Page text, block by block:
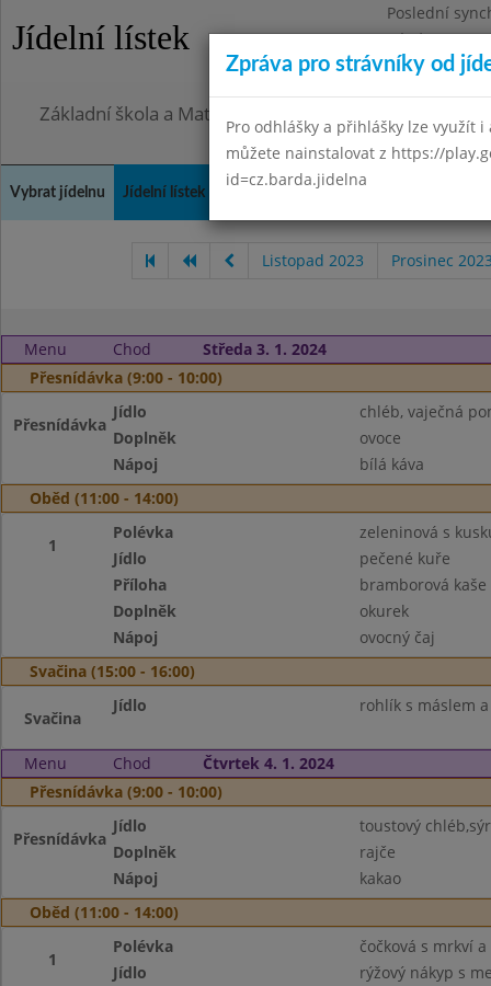
Jídelní lístek
Poslední
Pátek
Omezení
Základní škola a Mateřská škola Město Libavá,
Vybrat jídelnu Jídelní lístek Kontakty a informace
Listopad 2023 Prosinec
Menu Chod
Středa 3. 1. 2024
Přesnídávka (9:00 - 10:00)
Přesnídávka
Jídlo
chléb, vaječná
Doplněk
ovoce
Nápoj
bílá káva
Oběd (11:00 - 14:00)
1
Polévka
zeleninová s
Jídlo
pečené kuře
Příloha
bramborová kaše
Doplněk
okurek
Nápoj
ovocný čaj
Svačina (15:00 - 16:00)
Svačina
Jídlo rohlík s máslem
Menu Chod
Čtvrtek 4. 1. 2024
Přesnídávka (9:00 - 10:00)
Přesnídávka
Jídlo
toustový
Doplněk
rajče
Nápoj
kakao
Oběd (11:00 - 14:00)
1
Polévka
čočková s mrkví
Jídlo
rýžový nákyp s
Zpráva pro strávníky od
Pro odhlášky a přihlášky lze využít
můžete nainstalovat z https://
id=cz.barda.jidelna